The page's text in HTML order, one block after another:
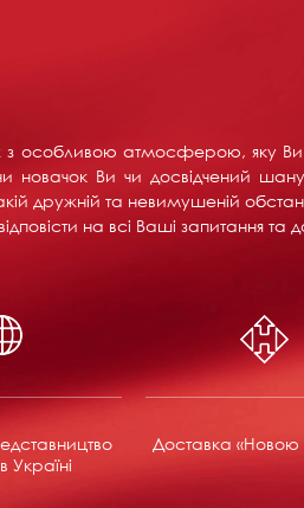
з особливою атмосферою, яку
Ви чи досвідчений
дружній та невимушеній
на всі Ваші запитання та
Україні
Доставка